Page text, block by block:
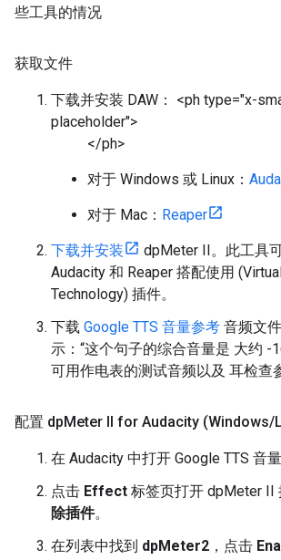
些工具的情况
获取文件
下载并安装 DAW： <ph type="x-
placeholder">
</ph>
对于 Windows 或 Linux：
对于 Mac： Reaper
下载并安装
dpMeter II。此工具
Audacity 和 Reaper 搭配使用
Technology) 插件。
下载 Google TTS 音量参考 音频文
示：“这个句子的综合音量是 大约 -
可用作电表的测试音频以及 耳检查
配置 dpMeter II for Audacity (Windows/
在 Audacity 中打开 Google TTS 音
点击 Effect 标签页打开 dpMeter II
除插件。
在列表中找到 dpMeter2 ，点击